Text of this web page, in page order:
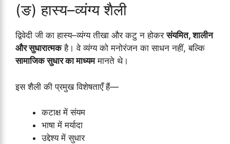
(ङ) हास्य–व्यंग्य शैली
द्विवेदी जी का हास्य–व्यंग्य तीखा और कटु न होकरसंयमित, शालीन
और सुधारात्मकहै। वे व्यंग्य को मनोरंजन का साधन नहीं, बल्कि
सामाजिक सुधार का माध्यममानते थे।
इस शैली की प्रमुख विशेषताएँ हैं—
कटाक्ष में संयम
भाषा में मर्यादा
उद्देश्य में सुधार